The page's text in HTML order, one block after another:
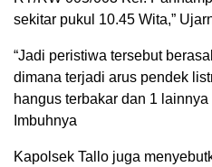
sekitar pukul 10.45 Wita,”
“Jadi peristiwa tersebut
dimana terjadi arus pendek
hangus terbakar dan 1 lainnya
Imbuhnya
Kapolsek Tallo juga